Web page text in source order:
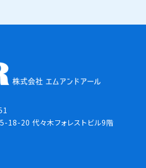
18-20 代々木フォレストビル9階